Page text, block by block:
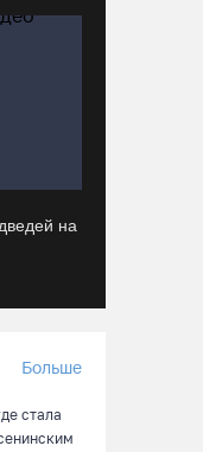
на
Больше
стала